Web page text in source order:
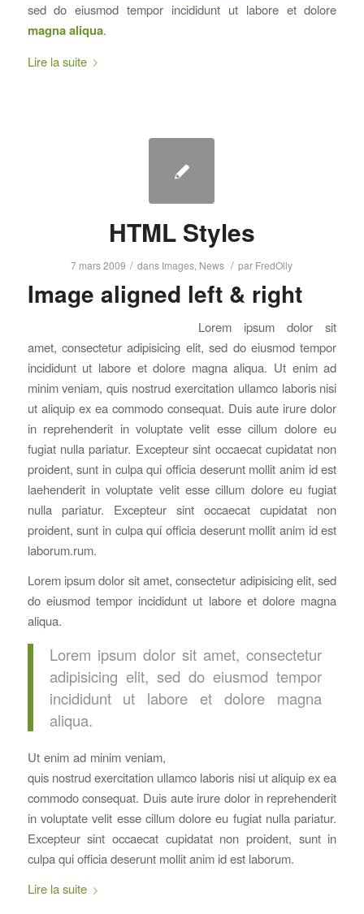
sed do eiusmod tempor incididunt ut labore et dolore
magna aliqua.
Lire la suite
HTML Styles
7 mars 2009 / dans Images, News / par FredOlly
Image aligned left & right
Lorem ipsum dolor sit
amet, consectetur adipisicing elit, sed do eiusmod tempor
incididunt ut labore et dolore magna aliqua. Ut enim ad
minim veniam, quis nostrud exercitation ullamco laboris nisi
ut aliquip ex ea commodo consequat. Duis aute irure dolor
in reprehenderit in voluptate velit esse cillum dolore eu
fugiat nulla pariatur. Excepteur sint occaecat cupidatat non
proident, sunt in culpa qui officia deserunt mollit anim id est
laehenderit in voluptate velit esse cillum dolore eu fugiat
nulla pariatur. Excepteur sint occaecat cupidatat non
proident, sunt in culpa qui officia deserunt mollit anim id est
laborum.rum.
Lorem ipsum dolor sit amet, consectetur adipisicing elit, sed
do eiusmod tempor incididunt ut labore et dolore magna
aliqua.
Lorem ipsum dolor sit amet, consectetur
adipisicing elit, sed do eiusmod tempor
incididunt ut labore et dolore magna
aliqua.
Ut enim ad minim veniam,
quis nostrud exercitation ullamco laboris nisi ut aliquip ex ea
commodo consequat. Duis aute irure dolor in reprehenderit
in voluptate velit esse cillum dolore eu fugiat nulla pariatur.
Excepteur sint occaecat cupidatat non proident, sunt in
culpa qui officia deserunt mollit anim id est laborum.
Lire la suite